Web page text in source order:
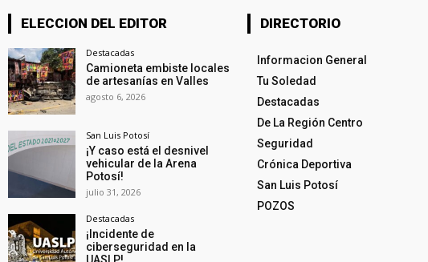
ELECCION DEL EDITOR
Destacadas
Camioneta embiste locales
de artesanías en Valles
agosto 6, 2026
San Luis Potosí
¡Y caso está el desnivel
vehicular de la Arena
Potosí!
julio 31, 2026
Destacadas
¡Incidente de
ciberseguridad en la
UASLP!
DIRECTORIO
Informacion General
Tu Soledad
Destacadas
De La Región Centro
Seguridad
Crónica Deportiva
San Luis Potosí
POZOS